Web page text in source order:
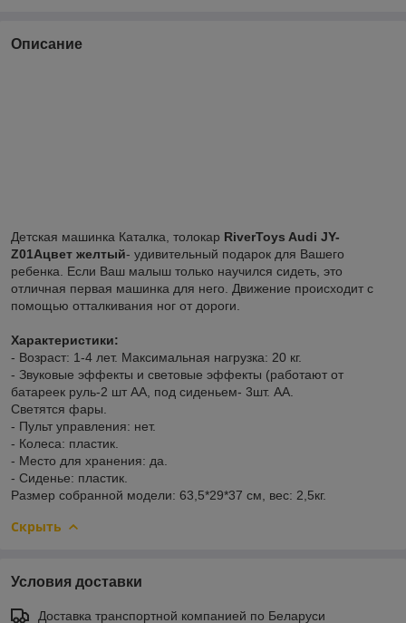
Описание
Детская машинка Каталка, толокар RiverToys Audi JY-
Z01Aцвет желтый- удивительный подарок для Вашего
ребенка. Если Ваш малыш только научился сидеть, это
отличная первая машинка для него. Движение происходит с
помощью отталкивания ног от дороги.
Характеристики:
- Возраст: 1-4 лет. Максимальная нагрузка: 20 кг.
- Звуковые эффекты и световые эффекты (работают от
батареек руль-2 шт АА, под сиденьем- 3шт. АА.
Светятся фары.
- Пульт управления: нет.
- Колеса: пластик.
- Место для хранения: да.
- Сиденье: пластик.
Размер собранной модели: 63,5*29*37 см, вес: 2,5кг.
Скрыть
Условия доставки
Доставка транспортной компанией по Беларуси